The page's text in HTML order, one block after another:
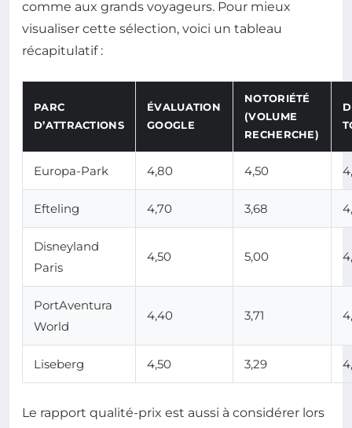
comme aux grands voyageurs. Pour mieux
visualiser cette sélection, voici un tableau
récapitulatif :
PARC
D’ATTRACTIONS
ÉVALUATION
GOOGLE
NOTORIÉTÉ
(VOLUME
RECHERCHE)
Europa-Park 4,80 4,50
Efteling 4,70 3,68
Disneyland
Paris
4,50 5,00
PortAventura
World
4,40 3,71
Liseberg 4,50 3,29
Le rapport qualité-prix est aussi à considérer lors